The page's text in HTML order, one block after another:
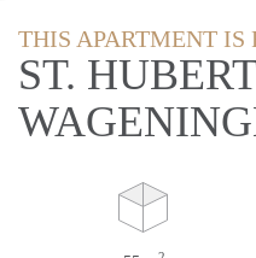
THIS APARTMENT IS
ST.